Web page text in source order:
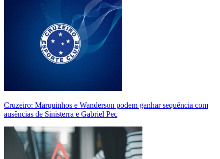
Cruzeiro: Marquinhos e Wanderson podem ganhar sequência com
ausências de Sinisterra e Gabriel Pec